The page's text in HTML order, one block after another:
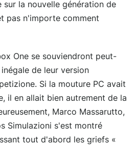
sur la nouvelle génération de
pas n'importe comment
One se souviendront peut-
de leur version
Si la mouture PC avait
il en allait bien autrement de la
Marco Massarutto,
Simulazioni s'est montré
tout d'abord les griefs «